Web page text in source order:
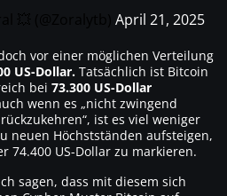
April 21, 2025
vor einer möglichen Verteilung
US-Dollar. Tatsächlich ist Bitcoin
bei 73.300 US-Dollar
wenn es „nicht zwingend
ist es viel weniger
neuen Höchstständen aufsteigen,
74.400 US-Dollar zu markieren.
sagen, dass mit diesem sich